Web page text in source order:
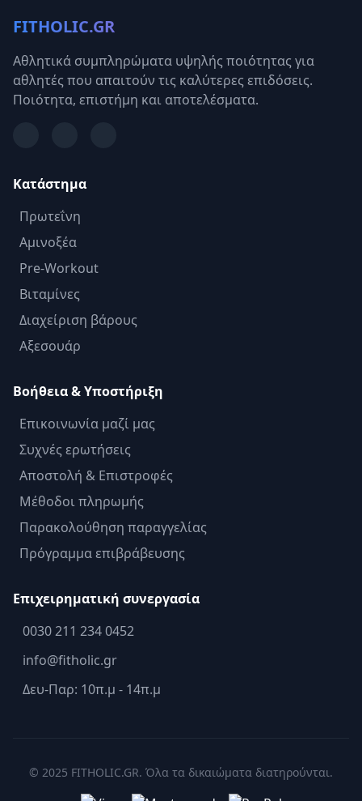
FITHOLIC.GR
Αθλητικά συμπληρώματα υψηλής ποιότητας για
αθλητές που απαιτούν τις καλύτερες επιδόσεις.
Ποιότητα, επιστήμη και αποτελέσματα.
Κατάστημα
Πρωτεΐνη
Αμινοξέα
Pre-Workout
Βιταμίνες
Διαχείριση βάρους
Αξεσουάρ
Βοήθεια & Υποστήριξη
Επικοινωνία μαζί μας
Συχνές ερωτήσεις
Αποστολή & Επιστροφές
Μέθοδοι πληρωμής
Παρακολούθηση παραγγελίας
Πρόγραμμα επιβράβευσης
Επιχειρηματική συνεργασία
0030 211 234 0452
info@fitholic.gr
Δευ-Παρ: 10π.μ - 14π.μ
© 2025 FITHOLIC.GR. Όλα τα δικαιώματα διατηρούνται.